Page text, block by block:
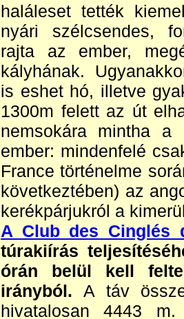
haláleset tették
nyári szélcsendes,
rajta az ember,
kályhának.
is eshet hó, illetve
1300m felett az út
nemsokára mintha a
ember: mindenfelé
France történelme
következtében) az
kerékpárjukról a
A Club des Cinglés
túrakiírás
órán belül kell
irányból.A táv
hivatalosan 4443